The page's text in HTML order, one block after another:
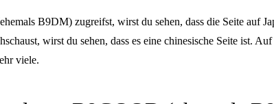
B9DM) zugreifst, wirst du sehen, dass die Seite auf
wirst du sehen, dass es eine chinesische Seite ist.
viele.